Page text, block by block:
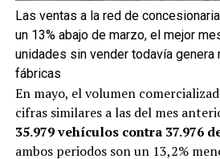
Las ventas a la red de
un 13% abajo de marzo, el mejor
unidades sin vender todavía genera
fábricas
En mayo, el volumen
cifras similares a las del mes
35.979 vehículos contra 37.976
ambos periodos son un 13,2%